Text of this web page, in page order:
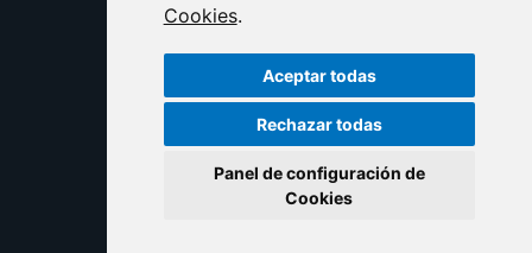
Cookies.
Aceptar todas
Rechazar todas
Panel de configuración de
Cookies